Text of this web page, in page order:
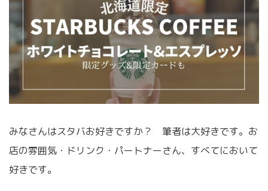
みなさんはスタバお好きですか？ 筆者は大好きです。お
店の雰囲気・ドリンク・パートナーさん、すべてにおいて
好きです。